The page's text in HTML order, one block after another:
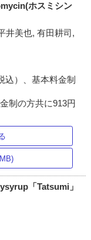
ホスミシン
井美也, 有田耕司,
込）、基本料金制
制の方共に913円
「Tatsumi」